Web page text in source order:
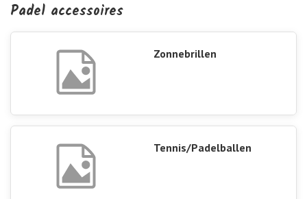
Padel accessoires
Zonnebrillen
Tennis/Padelballen